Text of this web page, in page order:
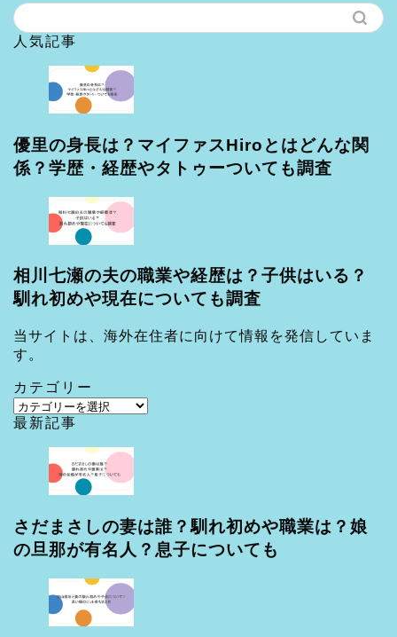
人気記事
優里の身長は？マイファスHiroとはどんな関
係？学歴・経歴やタトゥーついても調査
相川七瀬の夫の職業や経歴は？子供はいる？
馴れ初めや現在についても調査
当サイトは、海外在住者に向けて情報を発信していま
す。
カテゴリー
カ
テ
最新記事
さだまさしの妻は誰？馴れ初めや職業は？娘
の旦那が有名人？息子についても